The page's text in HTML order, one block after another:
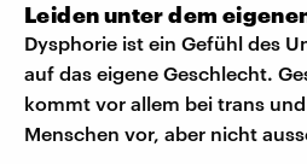
Leiden unter dem
Dysphorie ist ein Gefühl des
auf das eigene Geschlecht.
kommt vor allem bei trans
Menschen vor, aber nicht